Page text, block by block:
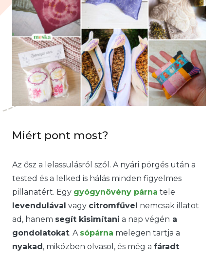
Miért pont most?
Az ősz a lelassulásról szól. A nyári pörgés után a
tested és a lelked is hálás minden figyelmes
pillanatért. Egy gyógynövény párna tele
levendulával vagy citromfűvel nemcsak illatot
ad, hanem segít kisimítani a nap végén a
gondolatokat. A sópárna melegen tartja a
nyakad , miközben olvasol, és még a fáradt